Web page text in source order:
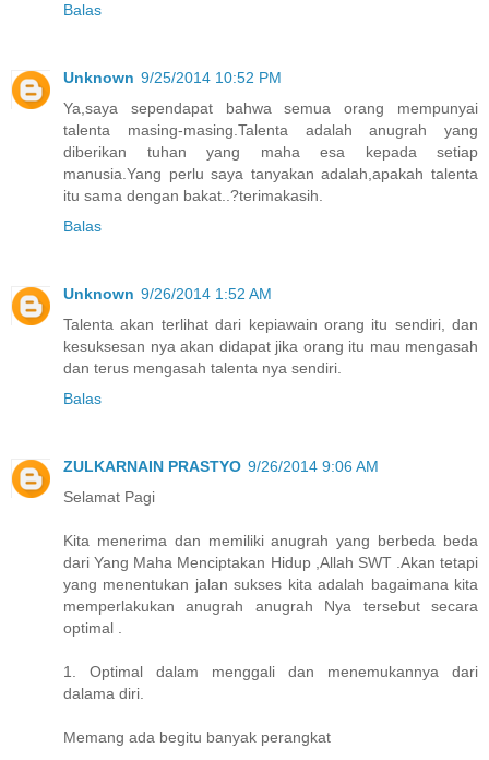
Balas
Unknown 9/25/2014 10:52 PM
Ya,saya sependapat bahwa semua orang mempunyai
talenta masing-masing.Talenta adalah anugrah yang
diberikan tuhan yang maha esa kepada setiap
manusia.Yang perlu saya tanyakan adalah,apakah talenta
itu sama dengan bakat..?terimakasih.
Balas
Unknown 9/26/2014 1:52 AM
Talenta akan terlihat dari kepiawain orang itu sendiri, dan
kesuksesan nya akan didapat jika orang itu mau mengasah
dan terus mengasah talenta nya sendiri.
Balas
ZULKARNAIN PRASTYO 9/26/2014 9:06 AM
Selamat Pagi
Kita menerima dan memiliki anugrah yang berbeda beda
dari Yang Maha Menciptakan Hidup ,Allah SWT .Akan tetapi
yang menentukan jalan sukses kita adalah bagaimana kita
memperlakukan anugrah anugrah Nya tersebut secara
optimal .
1. Optimal dalam menggali dan menemukannya dari
dalama diri.
Memang ada begitu banyak perangkat